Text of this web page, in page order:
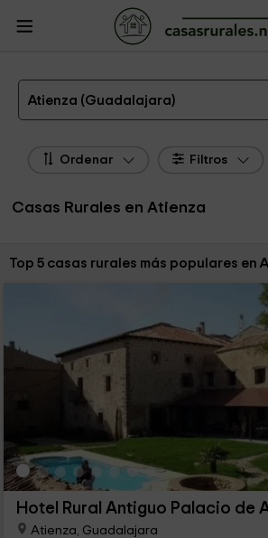
Casas Rurales
Rurales Guadalajara
Casas Rurales Atienza
Las 5 mejores casas rurales en Atienza de 2026
Atienza (Guadalajara)
Ordenar Filtros
Casas Rurales en Atienza
Ordenar por:
Top 5 casas rurales más populares en
Hotel Rural Antiguo Palacio de
Atienza, Guadalajara